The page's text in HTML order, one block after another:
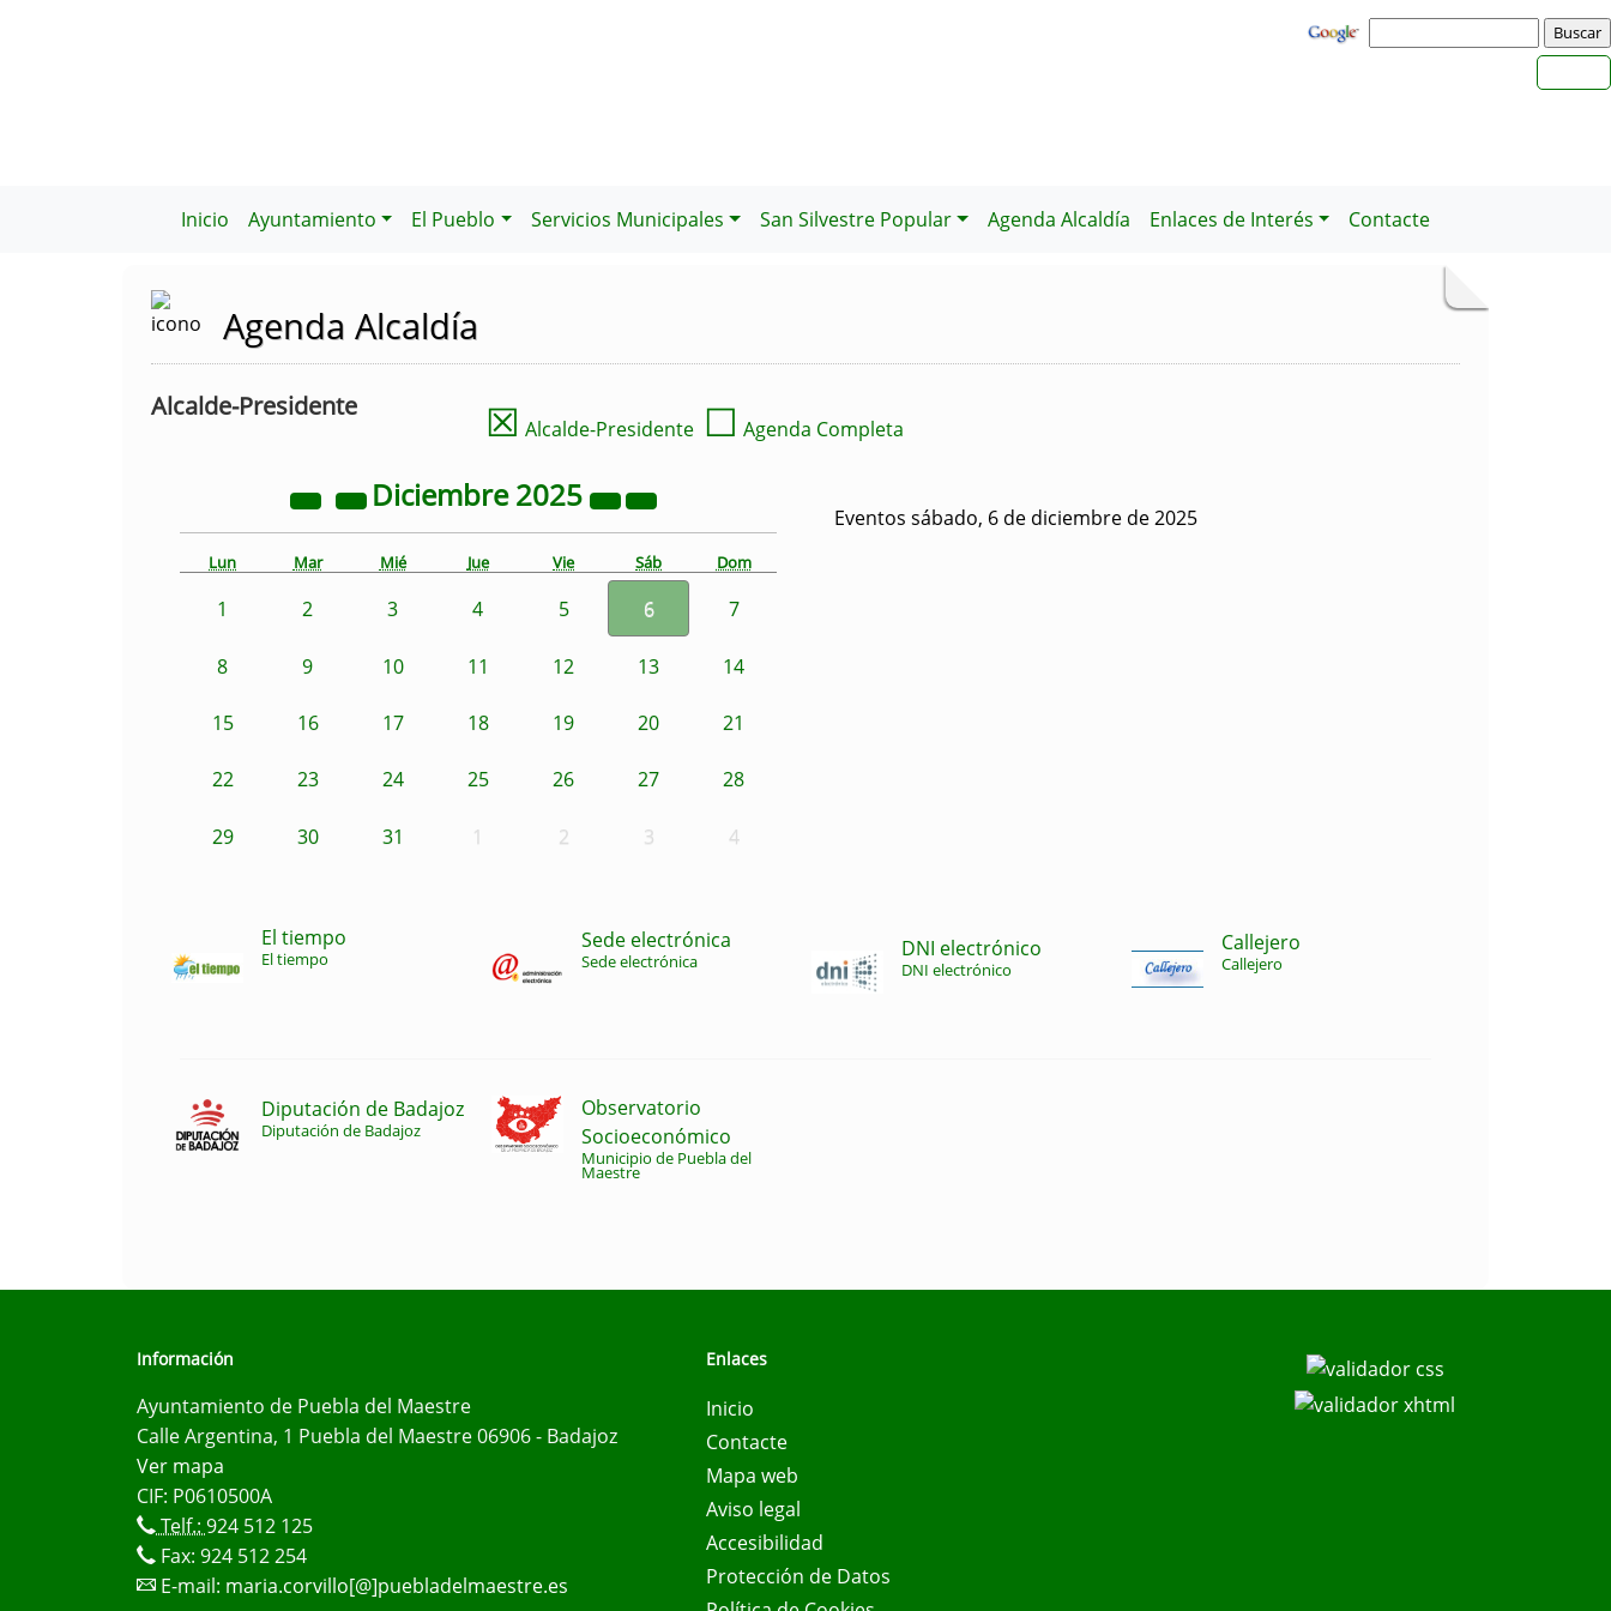
Inicio Ayuntamiento El Pueblo Servicios Municipales San Silvestre Popular Agenda Alcaldía Enlaces de Interés Contacte
Agenda Alcaldía
Alcalde-Presidente ☒ Alcalde-Presidente ☐ Agenda Completa
Diciembre2025
Lun Mar Mié Jue Vie Sáb Dom
1 2 3 4 5 6 7
8 9 10 11 12 13 14
15 16 17 18 19 20 21
22 23 24 25 26 27 28
29 30 31 1 2 3 4
Eventos sábado, 6 de diciembre de 2025
El tiempo
El tiempo
Sede electrónica
Sede electrónica DNI electrónico
DNI electrónico
Callejero
Callejero
Diputación de Badajoz
Diputación de Badajoz
Observatorio
Socioeconómico
Municipio de Puebla del
Maestre
Información
Ayuntamiento de Puebla del Maestre
Calle Argentina, 1 Puebla del Maestre 06906 - Badajoz
Ver mapa
CIF: P0610500A
Telf.:924 512 125
Fax: 924 512 254
E-mail: maria.corvillo[@]puebladelmaestre.es
Enlaces
Inicio
Contacte
Mapa web
Aviso legal
Accesibilidad
Protección de Datos